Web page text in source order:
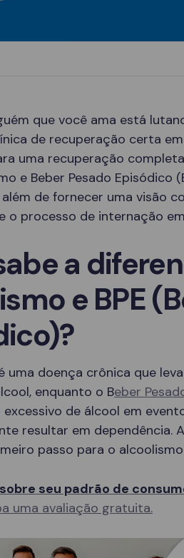
que você ama está
de recuperação certa em
uma recuperação
e Beber Pesado Episódico
de fornecer uma visão
o processo de internação
a
e BPE
uma doença crônica que
enquanto o Beber
de álcool em
resultar em dependência.
passo para o
seu padrão de
uma avaliação gratuita.